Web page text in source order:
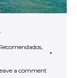
a comment